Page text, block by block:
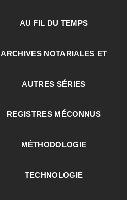
AU FIL DU TEMPS
ARCHIVES NOTARIALES ET
AUTRES SÉRIES
REGISTRES MÉCONNUS
MÉTHODOLOGIE
TECHNOLOGIE